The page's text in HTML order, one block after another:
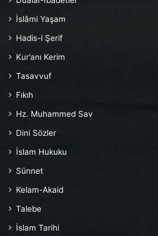
İslâmi Yaşam
Hadis-i Şerif
Kur’anı Kerim
Tasavvuf
Fıkıh
Hz. Muhammed Sav
Dini Sözler
İslam Hukuku
Sünnet
Kelam-Akaid
Talebe
İslam Tarihi